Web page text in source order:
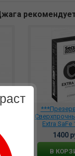
Extra SaFe
1400
В